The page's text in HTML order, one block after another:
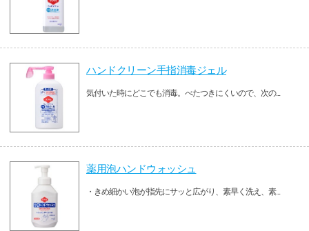
ハンドクリーン手指消毒ジェル
気付いた時にどこでも消毒。べたつきにくいので、次の...
薬用泡ハンドウォッシュ
・きめ細かい泡が指先にサッと広がり、素早く洗え、素...